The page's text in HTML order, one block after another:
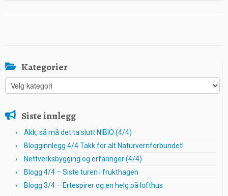
Kategorier
Kategorier
Siste innlegg
Akk, så må det ta slutt NIBIO (4/4)
Blogginnlegg 4/4 Takk for alt Naturvernforbundet!
Nettverksbygging og erfaringer (4/4)
Blogg 4/4 – Siste turen i frukthagen
Blogg 3/4 – Ertespirer og en helg på lofthus